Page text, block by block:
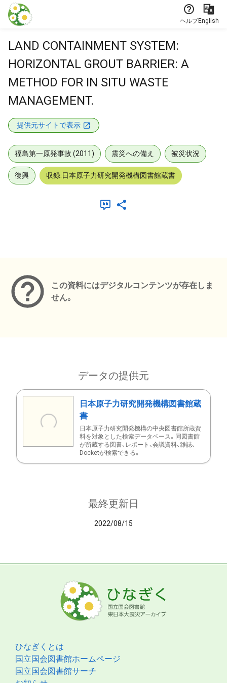
本文に飛ぶ
ヘルプEnglish
LAND CONTAINMENT SYSTEM:
HORIZONTAL GROUT BARRIER: A
METHOD FOR IN SITU WASTE
MANAGEMENT.
提供元サイトで表示
福島第一原発事故 (2011) 震災への備え 被災状況
復興 収録:日本原子力研究開発機構図書館蔵書
この資料にはデジタルコンテンツが存在しま
せん。
データの提供元
日本原子力研究開発機構図書館蔵
書
日本原子力研究開発機構の中央図書館所蔵資
料を対象とした検索データベース。同図書館
が所蔵する図書、レポート、会議資料、雑誌、
Docketが検索できる。
最終更新日
2022/08/15
ひなぎくとは
国立国会図書館ホームページ
国立国会図書館サーチ